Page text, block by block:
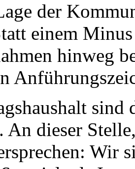
der
einem
hinweg
An dieser
Wir